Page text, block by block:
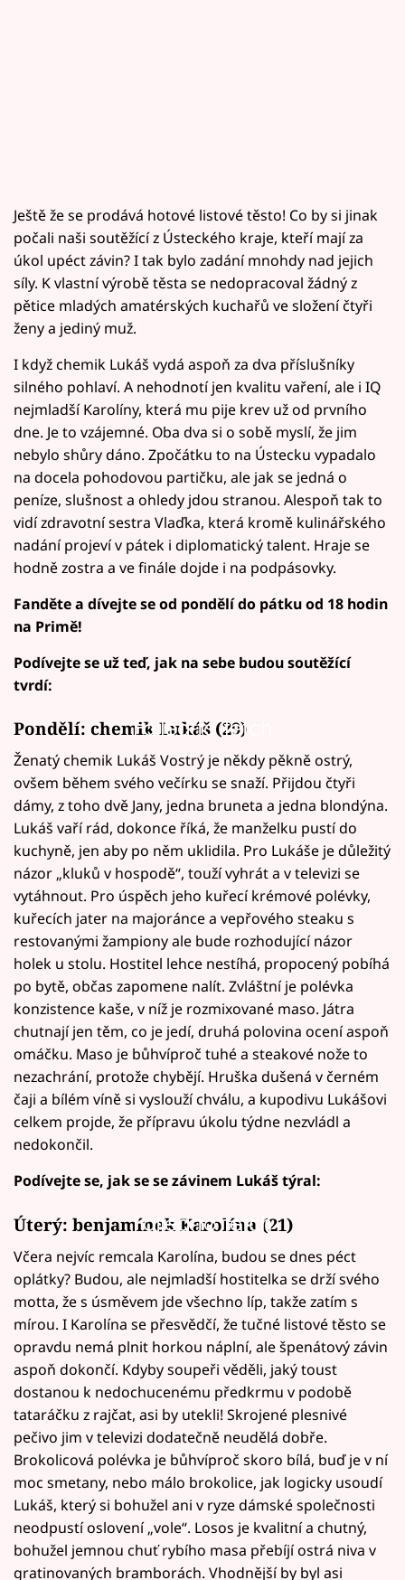
Ještě že se prodává hotové listové těsto! Co by si jinak
počali naši soutěžící z Ústeckého kraje, kteří mají za
úkol upéct závin? I tak bylo zadání mnohdy nad jejich
síly. K vlastní výrobě těsta se nedopracoval žádný z
pětice mladých amatérských kuchařů ve složení čtyři
ženy a jediný muž.
I když chemik Lukáš vydá aspoň za dva příslušníky
silného pohlaví. A nehodnotí jen kvalitu vaření, ale i IQ
nejmladší Karolíny, která mu pije krev už od prvního
dne. Je to vzájemné. Oba dva si o sobě myslí, že jim
nebylo shůry dáno. Zpočátku to na Ústecku vypadalo
na docela pohodovou partičku, ale jak se jedná o
peníze, slušnost a ohledy jdou stranou. Alespoň tak to
vidí zdravotní sestra Vlaďka, která kromě kulinářského
nadání projeví v pátek i diplomatický talent. Hraje se
hodně zostra a ve finále dojde i na podpásovky.
Fanděte a dívejte se od pondělí do pátku od 18 hodin
na Primě!
Podívejte se už teď, jak na sebe budou soutěžící
tvrdí:
Failed to fetch
Pondělí: chemik Lukáš (29)
Ženatý chemik Lukáš Vostrý je někdy pěkně ostrý,
ovšem během svého večírku se snaží. Přijdou čtyři
dámy, z toho dvě Jany, jedna bruneta a jedna blondýna.
Lukáš vaří rád, dokonce říká, že manželku pustí do
kuchyně, jen aby po něm uklidila. Pro Lukáše je důležitý
názor „kluků v hospodě“, touží vyhrát a v televizi se
vytáhnout. Pro úspěch jeho kuřecí krémové polévky,
kuřecích jater na majoránce a vepřového steaku s
restovanými žampiony ale bude rozhodující názor
holek u stolu. Hostitel lehce nestíhá, propocený pobíhá
po bytě, občas zapomene nalít. Zvláštní je polévka
konzistence kaše, v níž je rozmixované maso. Játra
chutnají jen těm, co je jedí, druhá polovina ocení aspoň
omáčku. Maso je bůhvíproč tuhé a steakové nože to
nezachrání, protože chybějí. Hruška dušená v černém
čaji a bílém víně si vyslouží chválu, a kupodivu Lukášovi
celkem projde, že přípravu úkolu týdne nezvládl a
nedokončil.
Podívejte se, jak se se závinem Lukáš týral:
Failed to fetch
Úterý: benjamínek Karolína (21)
Včera nejvíc remcala Karolína, budou se dnes péct
oplátky? Budou, ale nejmladší hostitelka se drží svého
motta, že s úsměvem jde všechno líp, takže zatím s
mírou. I Karolína se přesvědčí, že tučné listové těsto se
opravdu nemá plnit horkou náplní, ale špenátový závin
aspoň dokončí. Kdyby soupeři věděli, jaký toust
dostanou k nedochucenému předkrmu v podobě
tataráčku z rajčat, asi by utekli! Skrojené plesnivé
pečivo jim v televizi dodatečně neudělá dobře.
Brokolicová polévka je bůhvíproč skoro bílá, buď je v ní
moc smetany, nebo málo brokolice, jak logicky usoudí
Lukáš, který si bohužel ani v ryze dámské společnosti
neodpustí oslovení „vole“. Losos je kvalitní a chutný,
bohužel jemnou chuť rybího masa přebíjí ostrá niva v
gratinovaných bramborách. Vhodnější by byl asi